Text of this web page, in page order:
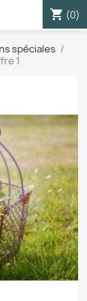
shopping_cart (0)
spéciales
1